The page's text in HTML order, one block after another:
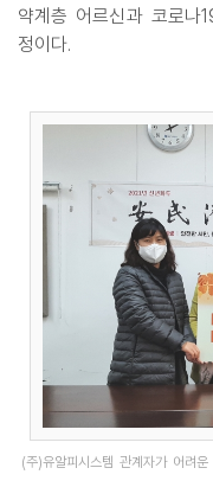
약계층 어르신과 코로나
정이다.
(주)유알피시스템 관계자가 어려